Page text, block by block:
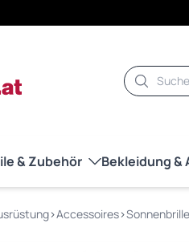
Suche
& Zubehör Bekleidung &
›Accessoires›